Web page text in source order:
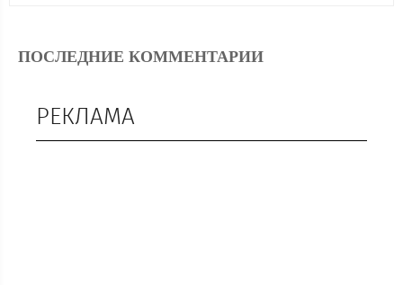
ПОСЛЕДНИЕ КОММЕНТАРИИ
РЕКЛАМА